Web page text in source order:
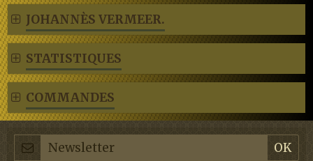
JOHANNÈS VERMEER.
STATISTIQUES
COMMANDES